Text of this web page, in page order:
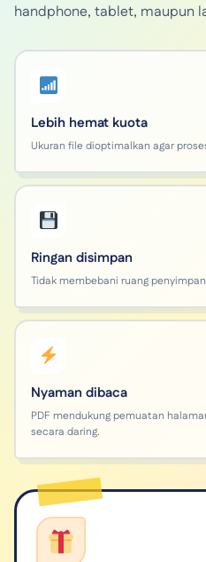
handphone, tablet, maupun
Lebih hemat kuota
Ukuran file dioptimalkan agar
Ringan disimpan
Tidak membebani ruang
Nyaman dibaca
PDF mendukung pemuatan
secara daring.